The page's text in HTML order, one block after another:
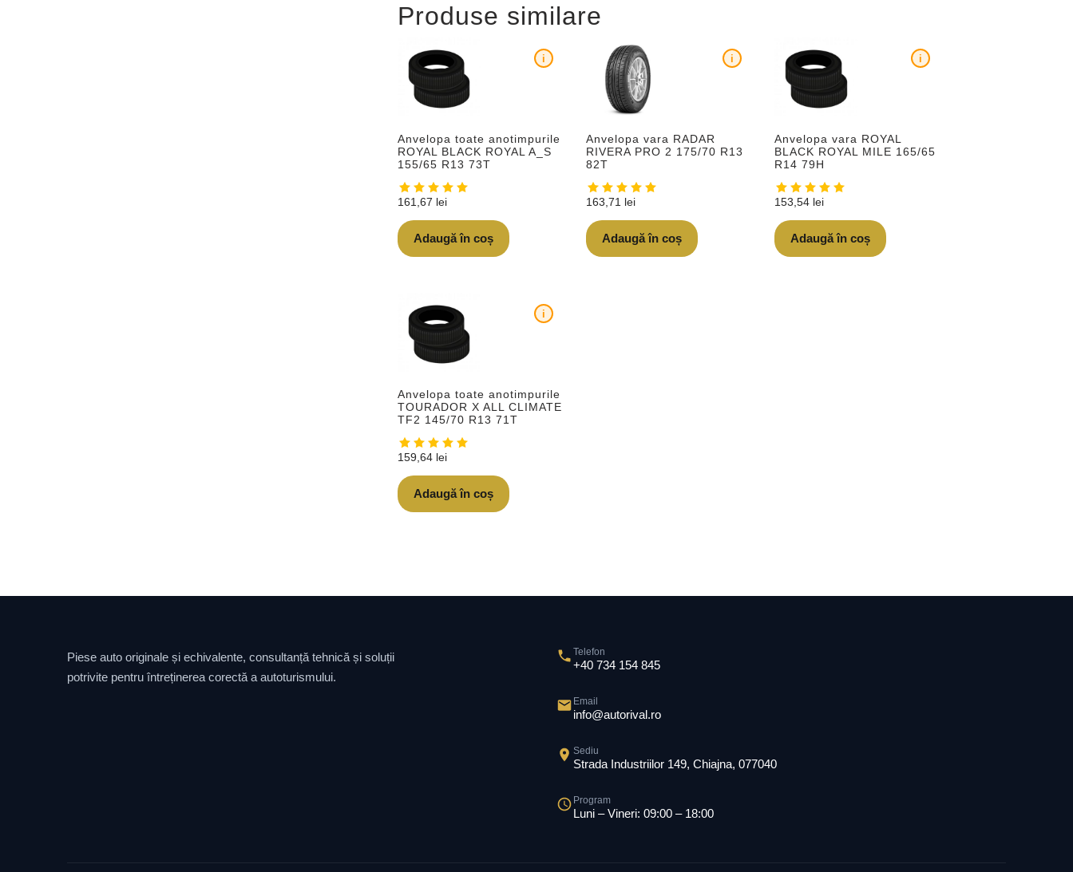
Produse similare
Anvelopa toate anotimpurile
ROYAL BLACK ROYAL A_S
155/65 R13 73T
i
161,67 lei
Adaugă în coș
Anvelopa vara RADAR
RIVERA PRO 2 175/70 R13
82T
i
163,71 lei
Adaugă în coș
Anvelopa vara ROYAL
BLACK ROYAL MILE 165/65
R14 79H
i
153,54 lei
Adaugă în coș
Anvelopa toate anotimpurile
TOURADOR X ALL CLIMATE
TF2 145/70 R13 71T
i
159,64 lei
Adaugă în coș
Piese auto originale și echivalente, consultanță tehnică și soluții
potrivite pentru întreținerea corectă a autoturismului.
Telefon
+40 734 154 845
Email
info@autorival.ro
Sediu
Strada Industriilor 149, Chiajna, 077040
Program
Luni – Vineri: 09:00 – 18:00